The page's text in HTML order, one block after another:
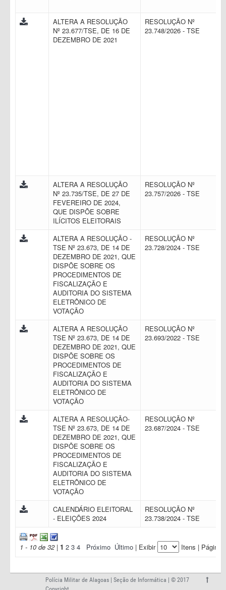
ALTERA A RESOLUÇÃO
Nº 23.677/TSE, DE 16 DE
DEZEMBRO DE 2021
RESOLUÇÃO Nº
23.748/2026 - TSE
ALTERA A RESOLUÇÃO
Nº 23.735/TSE, DE 27 DE
FEVEREIRO DE 2024,
QUE DISPÕE SOBRE
ILÍCITOS ELEITORAIS
RESOLUÇÃO Nº
23.757/2026 - TSE
ALTERA A RESOLUÇÃO -
TSE Nº 23.673, DE 14 DE
DEZEMBRO DE 2021, QUE
DISPÕE SOBRE OS
PROCEDIMENTOS DE
FISCALIZAÇÃO E
AUDITORIA DO SISTEMA
ELETRÔNICO DE
VOTAÇÃO
RESOLUÇÃO Nº
23.728/2024 - TSE
ALTERA A RESOLUÇÃO
TSE Nº 23.673, DE 14 DE
DEZEMBRO DE 2021, QUE
DISPÕE SOBRE OS
PROCEDIMENTOS DE
FISCALIZAÇÃO E
AUDITORIA DO SISTEMA
ELETRÔNICO DE
VOTAÇÃO
RESOLUÇÃO Nº
23.693/2022 - TSE
ALTERA A RESOLUÇÃO-
TSE Nº 23.673, DE 14 DE
DEZEMBRO DE 2021, QUE
DISPÕE SOBRE OS
PROCEDIMENTOS DE
FISCALIZAÇÃO E
AUDITORIA DO SISTEMA
ELETRÔNICO DE
VOTAÇÃO
RESOLUÇÃO Nº
23.687/2024 - TSE
CALENDÁRIO ELEITORAL
- ELEIÇÕES 2024
RESOLUÇÃO Nº
23.738/2024 - TSE
1 - 10 de 32| 1 2 3 4 Próximo Último | Exibir Itens | Página:
Polícia Militar de Alagoas | Seção de Informática | © 2017